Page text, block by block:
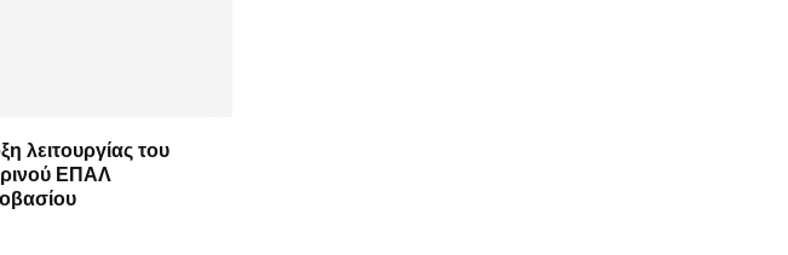
λειτουργίας του
ΕΠΑΛ